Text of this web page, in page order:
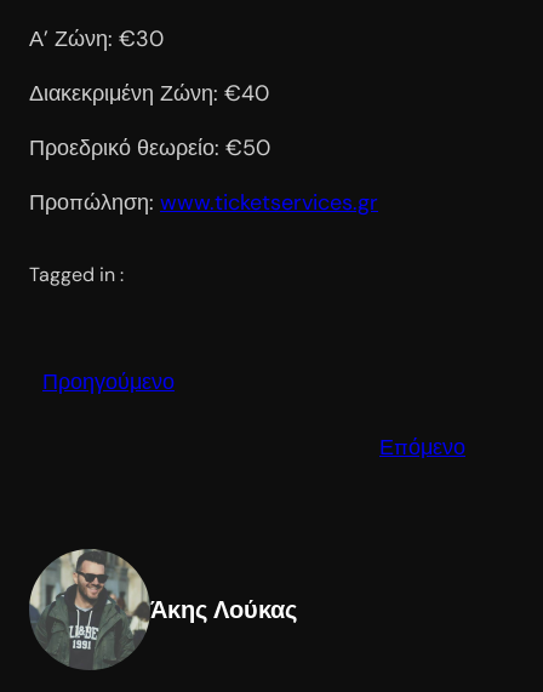
Α’ Ζώνη: €30
Διακεκριμένη Ζώνη: €40
Προεδρικό θεωρείο: €50
Προπώληση: www.ticketservices.gr
Tagged in :
Προηγούμενο
Επόμενο
Άκης Λούκας